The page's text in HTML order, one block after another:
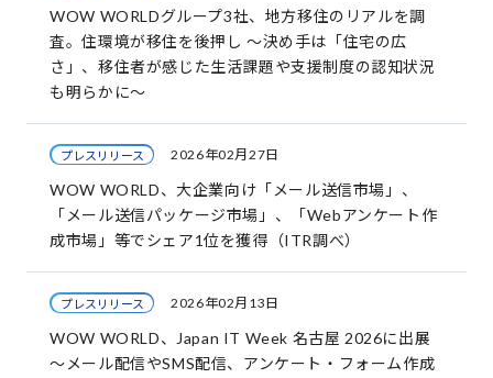
WOW WORLDグループ3社、地方移住のリアルを調
査。住環境が移住を後押し ～決め手は「住宅の広
さ」、移住者が感じた生活課題や支援制度の認知状況
も明らかに～
プレスリリース 2026年02月27日
WOW WORLD、大企業向け「メール送信市場」、
「メール送信パッケージ市場」、「Webアンケート作
成市場」等でシェア1位を獲得（ITR調べ）
プレスリリース 2026年02月13日
WOW WORLD、Japan IT Week 名古屋 2026に出展
～メール配信やSMS配信、アンケート・フォーム作成